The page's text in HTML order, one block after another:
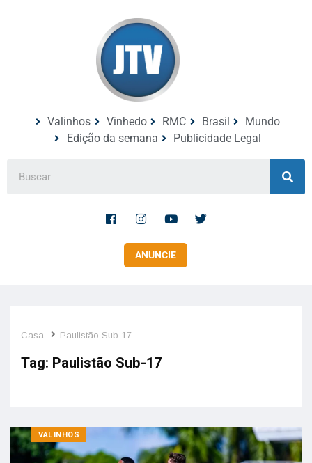
Valinhos Vinhedo RMC Brasil
Mundo
Edição da semana
Publicidade Legal
ANUNCIE
Casa Paulistão Sub-17
Tag: Paulistão Sub-17
VALINHOS